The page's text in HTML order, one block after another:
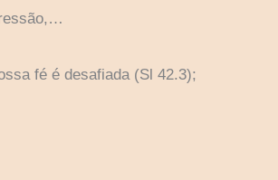
fé é desafiada (Sl 42.3);